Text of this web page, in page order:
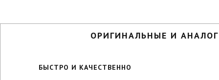
ОРИГИНАЛЬНЫЕ И
БЫСТРО И КАЧЕСТВЕННО